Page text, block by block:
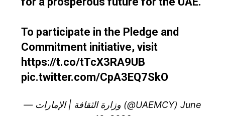
To participate in the Pledge and
Commitment initiative, visit
https://t.co/tTcX3RA9UB
pic.twitter.com/CpA3EQ7SkO
— وزارة الثقافة | الإمارات (@UAEMCY) June